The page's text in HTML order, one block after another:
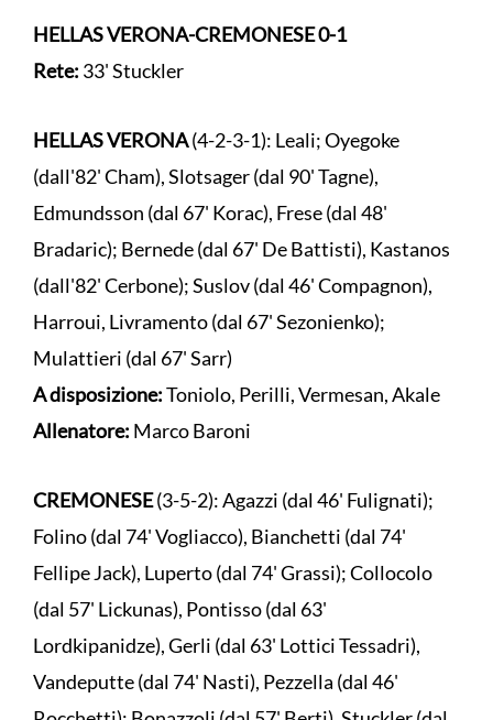
HELLAS VERONA-CREMONESE0-1
Rete: 33' Stuckler
HELLAS VERONA(4-2-3-1): Leali; Oyegoke
(dall'82' Cham), Slotsager (dal 90' Tagne),
Edmundsson (dal 67' Korac), Frese (dal 48'
Bradaric); Bernede (dal 67' De Battisti), Kastanos
(dall'82' Cerbone); Suslov (dal 46' Compagnon),
Harroui, Livramento (dal 67' Sezonienko);
Mulattieri (dal 67' Sarr)
A disposizione:Toniolo, Perilli, Vermesan, Akale
Allenatore: Marco Baroni
CREMONESE(3-5-2): Agazzi (dal 46' Fulignati);
Folino (dal 74' Vogliacco), Bianchetti (dal 74'
Fellipe Jack), Luperto (dal 74' Grassi); Collocolo
(dal 57' Lickunas), Pontisso (dal 63'
Lordkipanidze), Gerli (dal 63' Lottici Tessadri),
Vandeputte (dal 74' Nasti), Pezzella (dal 46'